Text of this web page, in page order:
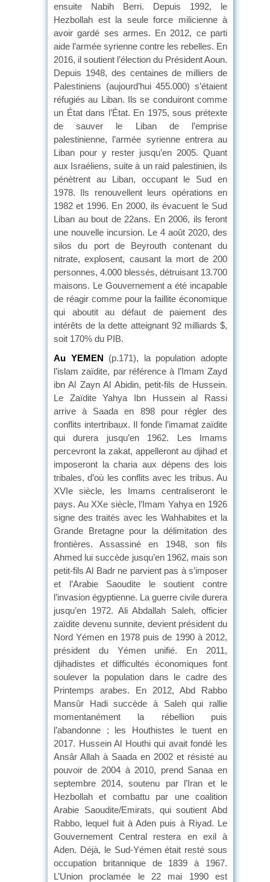
ensuite Nabih Berri. Depuis 1992, le
Hezbollah est la seule force milicienne à
avoir gardé ses armes. En 2012, ce parti
aide l’armée syrienne contre les rebelles. En
2016, il soutient l’élection du Président Aoun.
Depuis 1948, des centaines de milliers de
Palestiniens (aujourd’hui 455.000) s’étaient
réfugiés au Liban. Ils se conduiront comme
un État dans l’État. En 1975, sous prétexte
de sauver le Liban de l’emprise
palestinienne, l’armée syrienne entrera au
Liban pour y rester jusqu’en 2005. Quant
aux Israéliens, suite à un raid palestinien, ils
pénètrent au Liban, occupant le Sud en
1978. Ils renouvellent leurs opérations en
1982 et 1996. En 2000, ils évacuent le Sud
Liban au bout de 22ans. En 2006, ils feront
une nouvelle incursion. Le 4 août 2020, des
silos du port de Beyrouth contenant du
nitrate, explosent, causant la mort de 200
personnes, 4.000 blessés, détruisant 13.700
maisons. Le Gouvernement a été incapable
de réagir comme pour la faillite économique
qui aboutit au défaut de paiement des
intérêts de la dette atteignant 92 milliards $,
soit 170% du PIB.
Au YEMEN (p.171), la population adopte
l’islam zaïdite, par référence à l’Imam Zayd
ibn Al Zayn Al Abidin, petit-fils de Hussein.
Le Zaïdite Yahya Ibn Hussein al Rassi
arrive à Saada en 898 pour régler des
conflits intertribaux. Il fonde l’imamat zaïdite
qui durera jusqu’en 1962. Les Imams
percevront la zakat, appelleront au djihad et
imposeront la charia aux dépens des lois
tribales, d’où les conflits avec les tribus. Au
XVIe siècle, les Imams centraliseront le
pays. Au XXe siècle, l’Imam Yahya en 1926
signe des traités avec les Wahhabites et la
Grande Bretagne pour la délimitation des
frontières. Assassiné en 1948, son fils
Ahmed lui succède jusqu’en 1962, mais son
petit-fils Al Badr ne parvient pas à s’imposer
et l’Arabie Saoudite le soutient contre
l’invasion égyptienne. La guerre civile durera
jusqu’en 1972. Ali Abdallah Saleh, officier
zaïdite devenu sunnite, devient président du
Nord Yémen en 1978 puis de 1990 à 2012,
président du Yémen unifié. En 2011,
djihadistes et difficultés économiques font
soulever la population dans le cadre des
Printemps arabes. En 2012, Abd Rabbo
Mansûr Hadi succède à Saleh qui rallie
momentanément la rébellion puis
l’abandonne ; les Houthistes le tuent en
2017. Hussein Al Houthi qui avait fondé les
Ansâr Allah à Saada en 2002 et résisté au
pouvoir de 2004 à 2010, prend Sanaa en
septembre 2014, soutenu par l’Iran et le
Hezbollah et combattu par une coalition
Arabie Saoudite/Emirats, qui soutient Abd
Rabbo, lequel fuit à Aden puis à Riyad. Le
Gouvernement Central restera en exil à
Aden. Déjà, le Sud-Yémen était resté sous
occupation britannique de 1839 à 1967.
L’Union proclamée le 22 mai 1990 est